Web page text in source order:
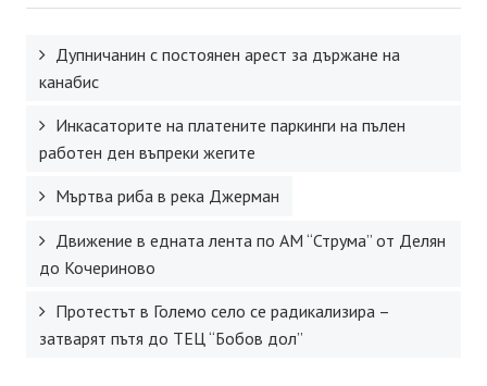
Дупничанин с постоянен арест за държане на
канабис
Инкасаторите на платените паркинги на пълен
работен ден въпреки жегите
Мъртва риба в река Джерман
Движение в едната лента по АМ “Струма” от Делян
до Кочериново
Протестът в Големо село се радикализира –
затварят пътя до ТЕЦ “Бобов дол”